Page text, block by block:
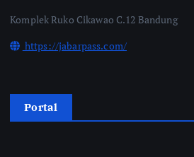
Komplek Ruko Cikawao C.12 Bandung
https://jabarpass.com/
Portal